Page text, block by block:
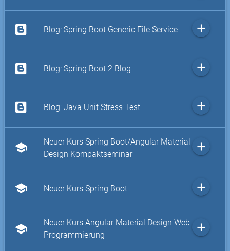
Blog: Spring Boot Generic File Service add
Blog: Spring Boot 2 Blog add
Blog: Java Unit Stress Test add
school
Neuer Kurs Spring Boot/Angular Material
Design Kompaktseminar
add
school Neuer Kurs Spring Boot add
school
Neuer Kurs Angular Material Design Web
Programmierung
add